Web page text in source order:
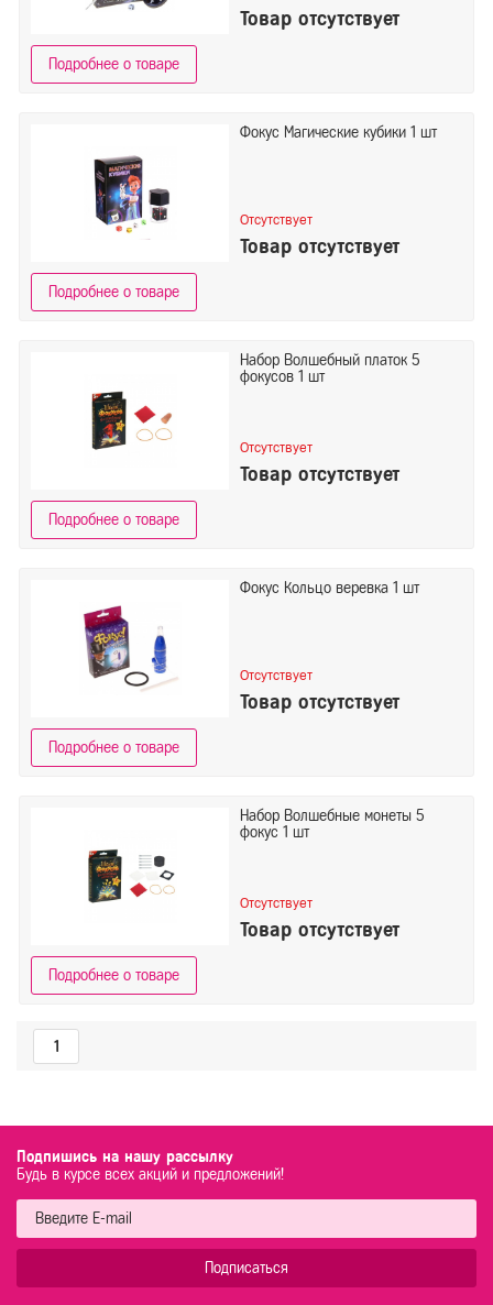
Товар отсутствует
Подробнее о товаре
Фокус Магические кубики 1 шт
Отсутствует
Товар отсутствует
Подробнее о товаре
Набор Волшебный платок 5
фокусов 1 шт
Отсутствует
Товар отсутствует
Подробнее о товаре
Фокус Кольцо веревка 1 шт
Отсутствует
Товар отсутствует
Подробнее о товаре
Набор Волшебные монеты 5
фокус 1 шт
Отсутствует
Товар отсутствует
Подробнее о товаре
1
Подпишись на нашу рассылку
Будь в курсе всех акций и предложений!
Подписаться